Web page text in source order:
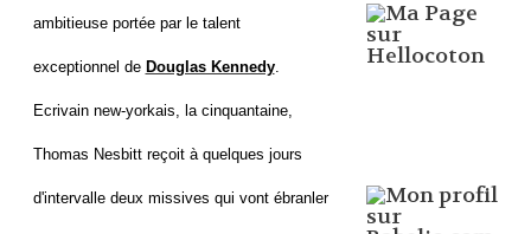
ambitieuse portée par le talent
exceptionnel de Douglas Kennedy.
Ecrivain new-yorkais, la cinquantaine,
Thomas Nesbitt reçoit à quelques jours
d'intervalle deux missives qui vont ébranler